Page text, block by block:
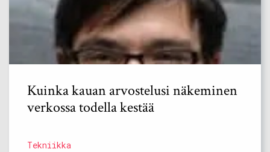
Kuinka kauan arvostelusi näkeminen
verkossa todella kestää
Tekniikka